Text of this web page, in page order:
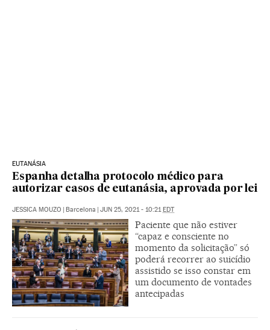
EUTANÁSIA
Espanha detalha protocolo médico para
autorizar casos de eutanásia, aprovada por lei
JESSICA MOUZO Barcelona JUN 25, 2021 - 10:21 EDT
Paciente que não estiver
“capaz e consciente no
momento da solicitação” só
poderá recorrer ao suicídio
assistido se isso constar em
um documento de vontades
antecipadas